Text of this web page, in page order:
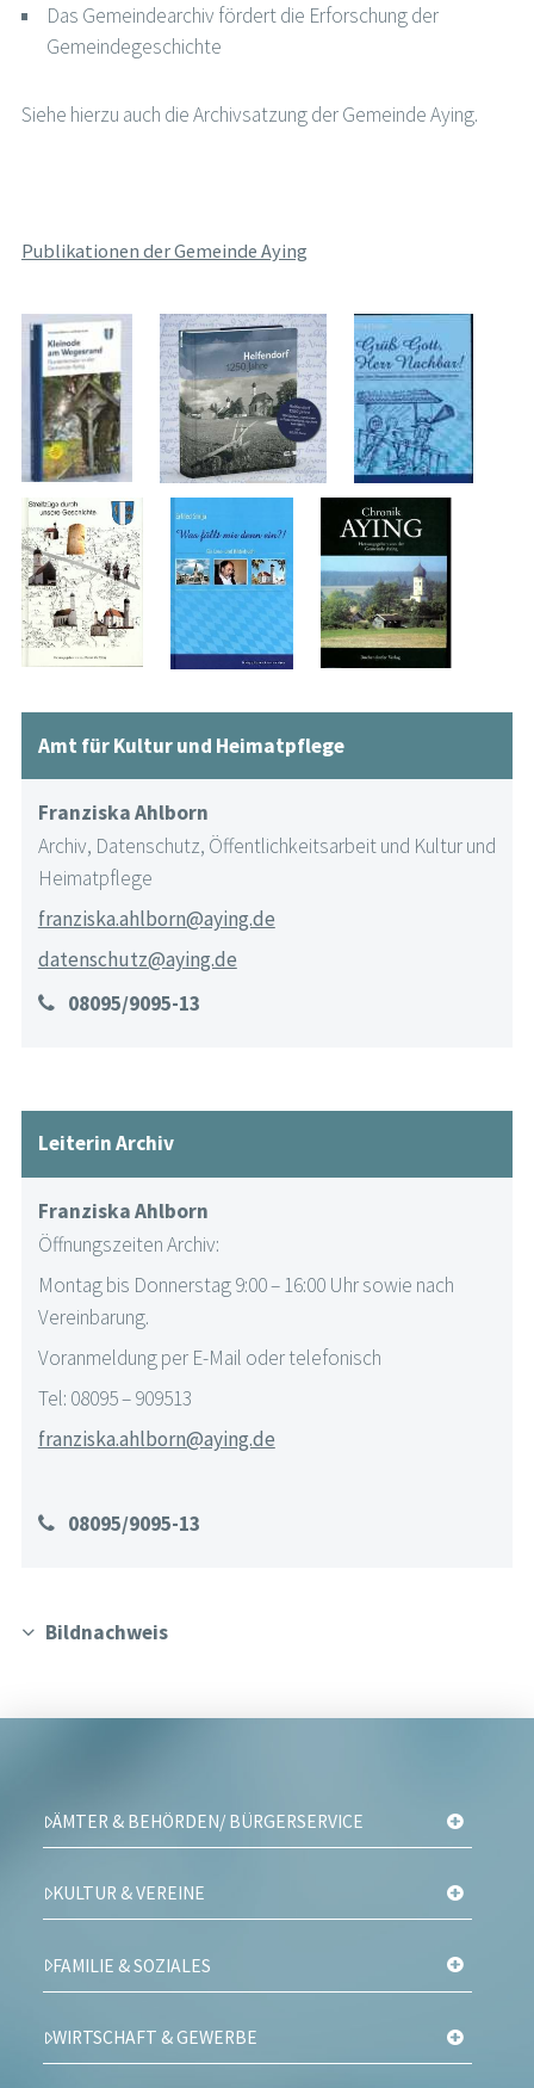
Das Gemeindearchiv fördert die Erforschung der
Gemeindegeschichte
Siehe hierzu auch die Archivsatzung der Gemeinde Aying.
Publikationen der Gemeinde Aying
Amt für Kultur und Heimatpflege
Franziska Ahlborn
Archiv, Datenschutz, Öffentlichkeitsarbeit und Kultur und
Heimatpflege
franziska.ahlborn@aying.de
datenschutz@aying.de
08095/9095-13
Leiterin Archiv
Franziska Ahlborn
Öffnungszeiten Archiv:
Montag bis Donnerstag 9:00 – 16:00 Uhr sowie nach
Vereinbarung.
Voranmeldung per E-Mail oder telefonisch
Tel: 08095 – 909513
franziska.ahlborn@aying.de
08095/9095-13
Bildnachweis
ÄMTER & BEHÖRDEN/ BÜRGERSERVICE
KULTUR & VEREINE
FAMILIE & SOZIALES
WIRTSCHAFT & GEWERBE